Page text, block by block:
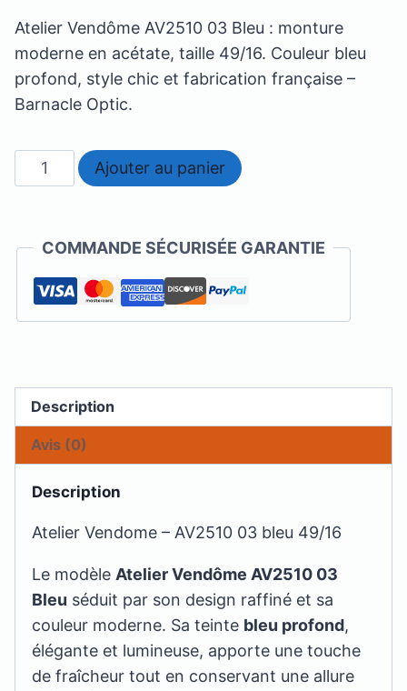
Atelier Vendôme AV2510 03 Bleu : monture
moderne en acétate, taille 49/16. Couleur bleu
profond, style chic et fabrication française –
Barnacle Optic.
quantité
de
Vendome
AV2510
Ajouter au panier
COMMANDE SÉCURISÉE GARANTIE
Description
Avis (0)
Description
Atelier Vendome – AV2510 03 bleu 49/16
Le modèle Atelier Vendôme AV2510 03
Bleu séduit par son design raffiné et sa
couleur moderne. Sa teinte bleu profond,
élégante et lumineuse, apporte une touche
de fraîcheur tout en conservant une allure